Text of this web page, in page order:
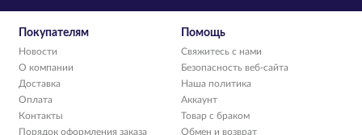
Покупателям
Новости
О компании
Доставка
Оплата
Контакты
Порядок оформления заказа
Помощь
Свяжитесь с нами
Безопасность веб-сайта
Наша политика
Аккаунт
Товар с браком
Обмен и возврат